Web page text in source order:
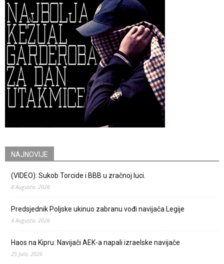
NAJNOVIJE
(VIDEO): Sukob Torcide i BBB u zračnoj luci.
8 Augusta, 2026
Predsjednik Poljske ukinuo zabranu vođi navijača Legije
4 Augusta, 2026
Haos na Kipru: Navijači AEK-a napali izraelske navijače
25 Jula, 2026